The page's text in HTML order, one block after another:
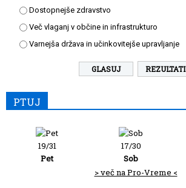
Dostopnejše zdravstvo
Več vlaganj v občine in infrastrukturo
Varnejša država in učinkovitejše upravljanje
REZULTATI
PTUJ
19/31
Pet
17/30
Sob
> več na Pro-Vreme <